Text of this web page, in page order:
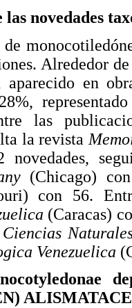
novedades
Alrededor
en
las
la revista
novedades,
(Chicago)
con 56.
(Caracas)
Ciencias
Venezuelica